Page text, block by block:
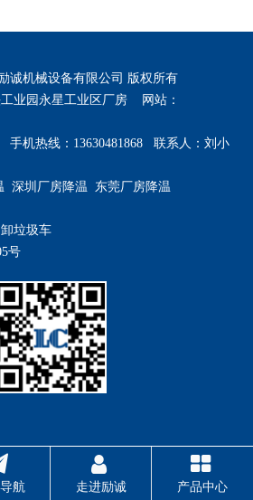
诚机械设备有限公司 版权所有
业园永星工业区厂房 网站：
手机热线：13630481868 联系人：刘小
深圳厂房降温 东莞厂房降温
垃圾车
号
航 走进励诚 产品中心